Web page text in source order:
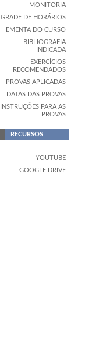
MONITORIA
GRADE DE HORÁRIOS
EMENTA DO CURSO
BIBLIOGRAFIA
INDICADA
EXERCÍCIOS
RECOMENDADOS
PROVAS APLICADAS
DATAS DAS PROVAS
INSTRUÇÕES PARA AS
PROVAS
RECURSOS
YOUTUBE
GOOGLE DRIVE